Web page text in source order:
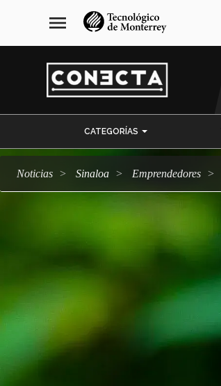
navegación
principal
menu
CATEGORÍAS
Noticias Sinaloa emprendedores